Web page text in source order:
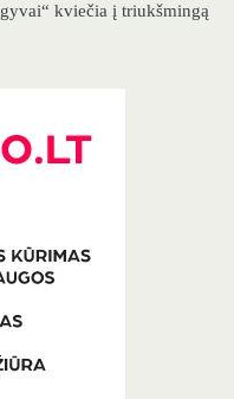
kviečia į triukšmingą